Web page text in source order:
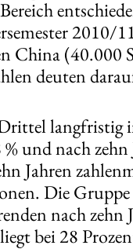
2010/
China (40.000
deuten
langfristig
und nach zehn
Jahren
Die
nach zehn
bei 28